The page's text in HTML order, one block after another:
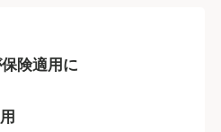
険適用に